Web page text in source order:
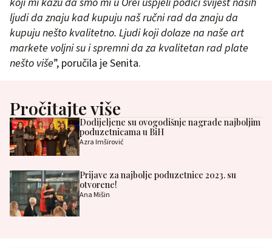
ljudi da znaju kad kupuju naš ručni rad da znaju da
kupuju nešto kvalitetno. Ljudi koji dolaze na naše art
markete voljni su i spremni da za kvalitetan rad plate
nešto više”, poručila je Senita.
Pročitajte više
Dodijeljene su ovogodišnje nagrade najboljim
poduzetnicama u BiH
Azra Imširović
Prijave za najbolje poduzetnice 2023. su
otvorene!
Ana Mišin